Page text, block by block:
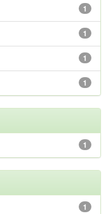
1
1
1
1
1
1